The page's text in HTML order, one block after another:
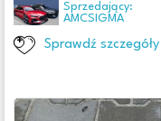
Sprzedający:
AMCSIGMA
Sprawdź szczegóły